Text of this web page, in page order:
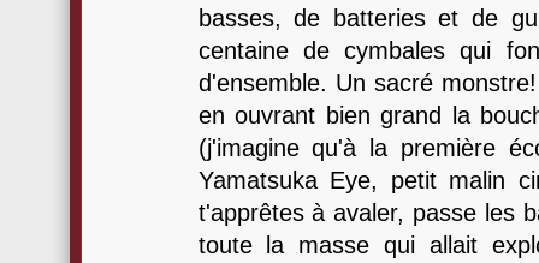
basses, de batteries et de
centaine de cymbales qui
d'ensemble. Un sacré
en ouvrant bien grand la
(j'imagine qu'à la première
Yamatsuka Eye, petit malin
t'apprêtes à avaler, passe les
toute la masse qui allait